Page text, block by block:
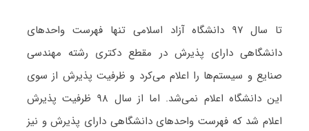
تا سال ۹۷ دانشگاه آزاد اسلامی تنها فهرست واحدهای
دانشگاهی دارای پذیرش در مقطع دکتری رشته مهندسی
صنایع و سیستم‌ها را اعلام می‌کرد و ظرفیت پذیرش از سوی
این دانشگاه اعلام نمی‌شد. اما از سال ۹۸ ظرفیت پذیرش
اعلام شد که فهرست واحدهای دانشگاهی دارای پذیرش و نیز